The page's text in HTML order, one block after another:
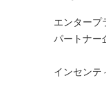
エンタープ
パートナー
インセンテ